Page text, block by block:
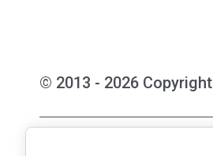
© 2013 - 2026 Copyright